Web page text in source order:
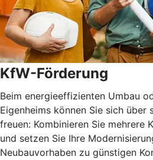
KfW-Förderung
Beim energieeffizienten Umbau
Eigenheims können Sie sich
freuen: Kombinieren Sie mehrere
und setzen Sie Ihre
Neubauvorhaben zu günstigen